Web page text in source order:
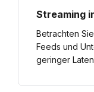
Streaming
Betrachten
Feeds und
geringer